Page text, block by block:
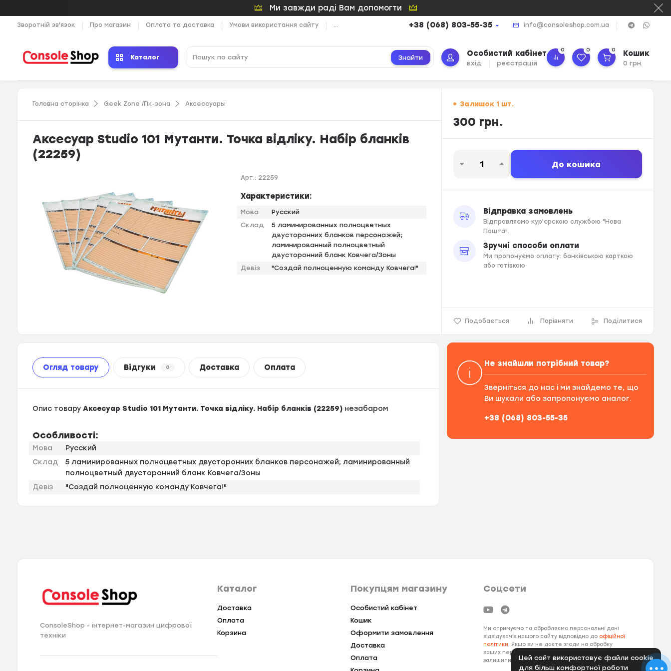
Цей сайт використовує файли cookie
для більш комфортної роботи
Ми завжди раді Вам допомогти
Зворотній зв'язок Про магазин Оплата та доставка Умови використання сайту ... +38 (068) 803-55-35 info@consoleshop.com.ua
Каталог Знайти Особистий кабінет
вхід реєстрація
0 0 0 Кошик
0 грн.
Головна сторінка Geek Zone /Гік-зона Аксессуары
Аксесуар Studio 101 Мутанти. Точка відліку. Набір бланків
(22259)
Арт.: 22259
Характеристики:
Мова
Русский
Склад
5 ламинированных полноцветных
двусторонних бланков персонажей;
ламинированный полноцветный
двусторонний бланк Ковчега/Зоны
Девіз
"Создай полноценную команду Ковчега!"
Залишок 1 шт.
300 грн.
До кошика
Відправка замовлень
Відправляємо кур'єрскою службою "Нова
Пошта".
Зручні способи оплати
Ми пропонуємо оплату: банківською карткою
або готівкою
Подобається Порівняти Поділитися
Огляд товару Відгуки 0 Доставка Оплата
Опис товаруАксесуар Studio 101 Мутанти. Точка відліку. Набір бланків (22259) незабаром
Особливості:
Мова
Русский
Склад
5 ламинированных полноцветных двусторонних бланков персонажей; ламинированный
полноцветный двусторонний бланк Ковчега/Зоны
Девіз
"Создай полноценную команду Ковчега!"
Не знайшли потрібний товар?
Зверніться до нас і ми знайдемо те, що
Ви шукали або запропонуємо аналог.
+38 (068) 803-55-35
ConsoleShop - інтернет-магазин цифрової
техніки
Каталог
Доставка
Оплата
Корзина
Покупцям магазину
Особистий кабінет
Кошик
Оформити замовлення
Доставка
Оплата
Соцсети
Ми отримуємо та обробляємо персональні дані
відвідувачів нашого сайту відповідно до офіційної
політики. Якщо ви не даєте згоди на обробку
ваших персональних даних, вам необхідно
залишити наш сайт.